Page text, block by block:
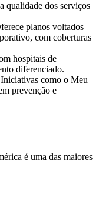
qualidade dos serviços
planos voltados
com coberturas
hospitais de
diferenciado.
como o Meu
prevenção e
é uma das maiores